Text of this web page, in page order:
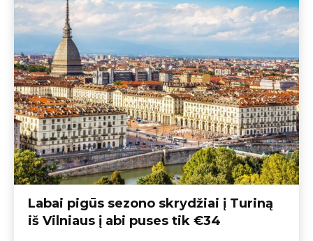
Labai pigūs sezono skrydžiai į Turiną
iš Vilniaus į abi puses tik €34